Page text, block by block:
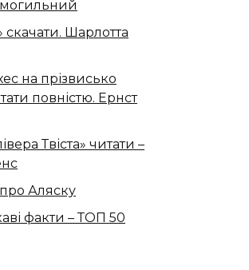
Шарлотта
на прізвисько
повністю. Ернст
Твіста» читати –
Аляску
факти – ТОП 50